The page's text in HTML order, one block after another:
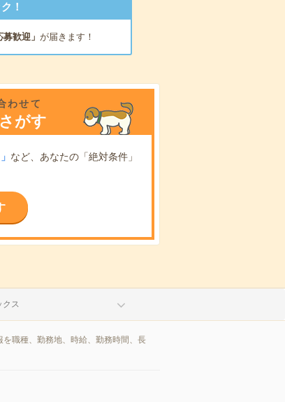
！
歓迎」 が届きます！
わせて
がす
など、あなたの「絶対条件」
クス
職種、勤務地、時給、勤務時間、長